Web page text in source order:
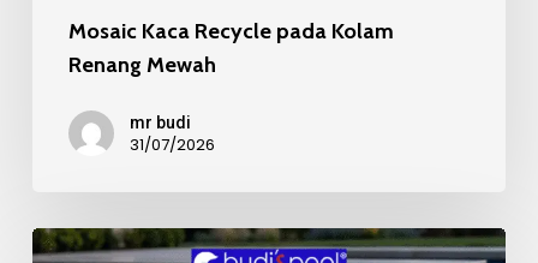
Mosaic Kaca Recycle pada Kolam
Renang Mewah
mr budi
31/07/2026
Kualitas